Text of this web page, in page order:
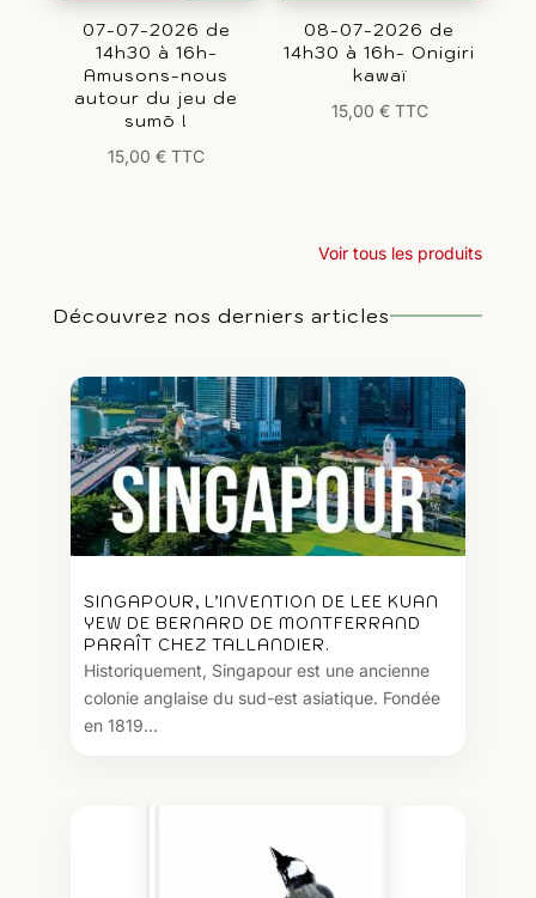
07-07-2026 de
14h30 à 16h-
Amusons-nous
autour du jeu de
sumō !
15,00€ TTC
08-07-2026 de
14h30 à 16h- Onigiri
kawaï
15,00 € TTC
Voir tous les produits
Découvrez nos derniers articles
SINGAPOUR, L’INVENTION DE LEE KUAN
YEW DE BERNARD DE MONTFERRAND
PARAÎT CHEZ TALLANDIER.
Historiquement, Singapour est une ancienne
colonie anglaise du sud-est asiatique. Fondée
en 1819...